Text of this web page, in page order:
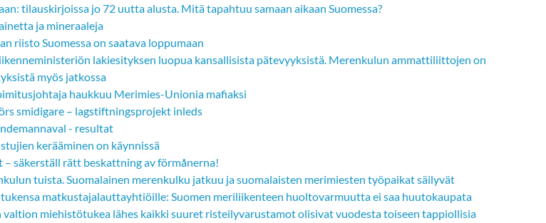
tilauskirjoissa jo 72 uutta alusta. Mitä tapahtuu samaan aikaan Suomessa?
ja mineraaleja
riisto Suomessa on saatava loppumaan
lakiesityksen luopua kansallisista pätevyyksistä. Merenkulun ammattiliittojen on
myös jatkossa
haukkuu Merimies-Unionia mafiaksi
smidigare – lagstiftningsprojekt inleds
- resultat
kerääminen on käynnissä
säkerställ rätt beskattning av förmånerna!
tuista. Suomalainen merenkulku jatkuu ja suomalaisten merimiesten työpaikat säilyvät
matkustajalauttayhtiöille: Suomen meriliikenteen huoltovarmuutta ei saa huutokaupata
miehistötukea lähes kaikki suuret risteilyvarustamot olisivat vuodesta toiseen tappiollisia